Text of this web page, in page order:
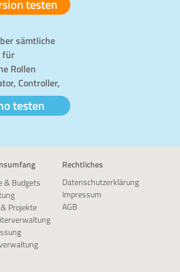
testen
sämtliche
für
Rollen
Controller,
testen
& Budgets
Projekte
Rechtliches
Datenschutzerklärung
Impressum
AGB